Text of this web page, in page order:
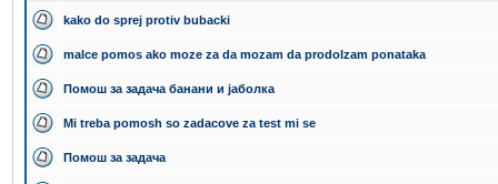
kako do sprej protiv bubacki
malce pomos ako moze za da mozam da prodolzam ponataka
Помош за задача банани и јаболка
Mi treba pomosh so zadacove za test mi se
Помош за задача